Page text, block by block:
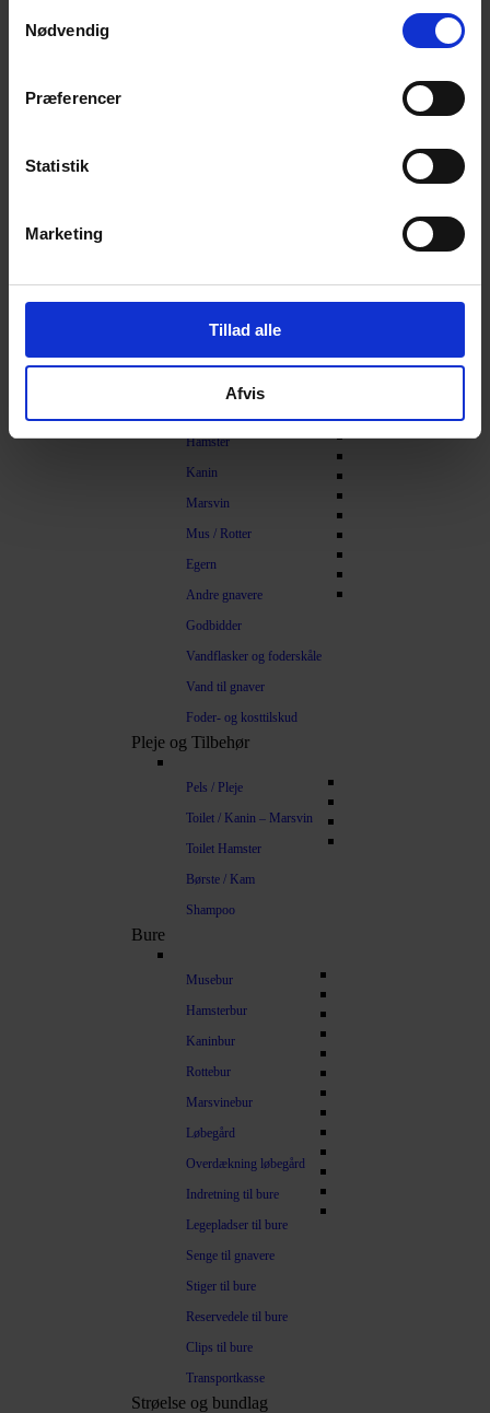
Nødvendig
Præferencer
Statistik
Marketing
Tillad alle
Afvis
Foderskovl
Diverse
Hamster
Kanin
Marsvin
Mus / Rotter
Egern
Andre gnavere
Godbidder
Vandflasker og foderskåle
Vand til gnaver
Foder- og kosttilskud
Pleje og Tilbehør
Pels / Pleje
Toilet / Kanin – Marsvin
Toilet Hamster
Børste / Kam
Shampoo
Bure
Musebur
Hamsterbur
Kaninbur
Rottebur
Marsvinebur
Løbegård
Overdækning løbegård
Indretning til bure
Legepladser til bure
Senge til gnavere
Stiger til bure
Reservedele til bure
Clips til bure
Transportkasse
Strøelse og bundlag